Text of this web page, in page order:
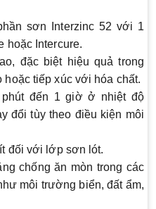
sơn Interzinc 52 với 1
hoặc Intercure.
đặc biệt hiệu quả trong
hoặc tiếp xúc với hóa chất.
đến 1 giờ ở nhiệt độ
đổi tùy theo điều kiện môi
đối với lớp sơn lót.
chống ăn mòn trong các
môi trường biển, đất ẩm,